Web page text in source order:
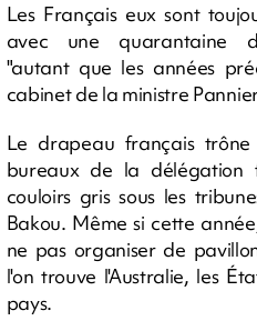
Les Français eux sont
avec une quarantaine
"autant que les années
cabinet de la ministre
Le drapeau français
bureaux de la délégation
couloirs gris sous les
Bakou. Même si cette
ne pas organiser de
l'on trouve l'Australie, les
pays.